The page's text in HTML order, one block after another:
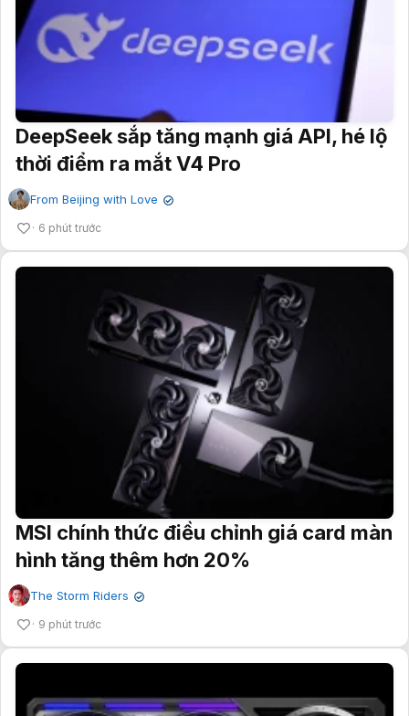
DeepSeek sắp tăng mạnh giá API, hé lộ
thời điểm ra mắt V4 Pro
From Beijing with Love ✔
6 phút trước
MSI chính thức điều chỉnh giá card màn
hình tăng thêm hơn 20%
The Storm Riders ✔
9 phút trước